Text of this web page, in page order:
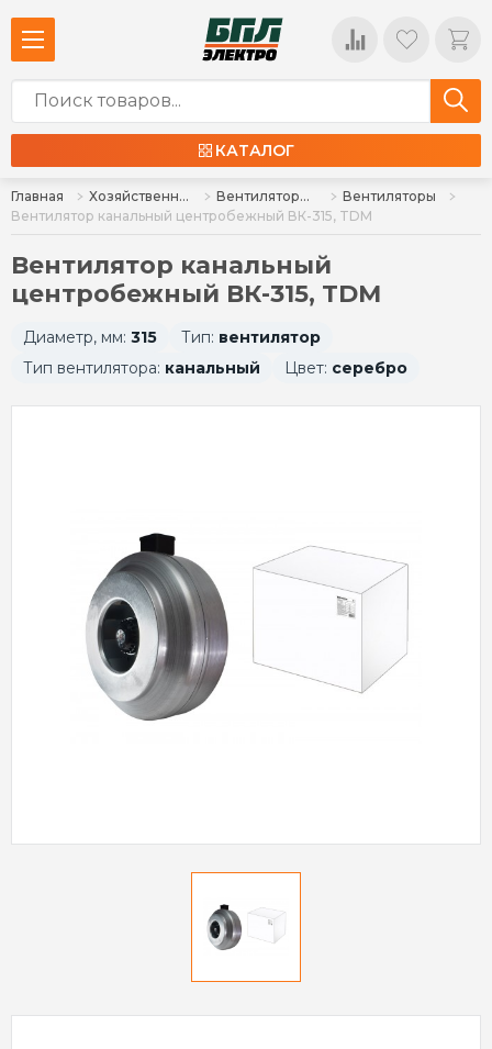
КАТАЛОГ
Главная Хозяйственно-бытовые товары Вентиляторы, вентиляция, ревизионные люки, решетки, блоки охлаждения
Вентиляторы
Вентилятор канальный центробежный ВК-315, TDM
Вентилятор канальный
центробежный ВК-315, TDM
Диаметр, мм: 315 Тип: вентилятор
Тип вентилятора: канальный Цвет: серебро